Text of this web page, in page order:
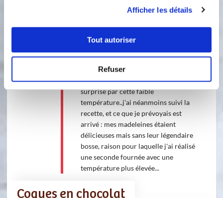
Afficher les détails
Tout autoriser
Refuser
l'origine 20g de miel toutes fleurs
ainsi que les zestes d'une orange
bio..j'ai préféré parfumer mes
la recette prévoyait une cuisson de 8
à 10 minutes dans un four à 175°C. A
la lecture de la recette, j'ai été
surprise par cette faible
température..j'ai néanmoins suivi la
recette, et ce que je prévoyais est
arrivé : mes madeleines étaient
délicieuses mais sans leur légendaire
bosse, raison pour laquelle j'ai réalisé
une seconde fournée avec une
température plus élevée...
Coques en chocolat